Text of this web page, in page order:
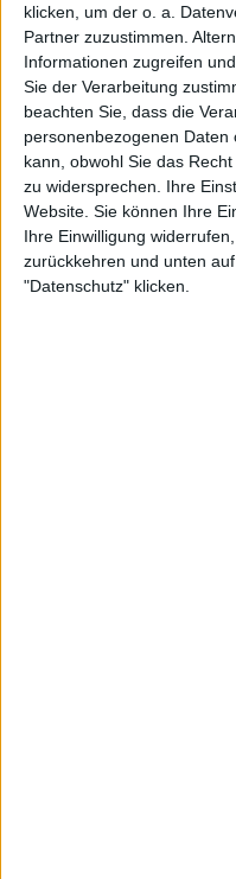
klicken, um der o. a.
Partner zuzustimmen.
Informationen zugreifen
Sie der Verarbeitung
beachten Sie, dass die
personenbezogenen Daten
kann, obwohl Sie das
zu widersprechen. Ihre
Website. Sie können Ihre
Ihre Einwilligung
zurückkehren und unten
"Datenschutz" klicken.